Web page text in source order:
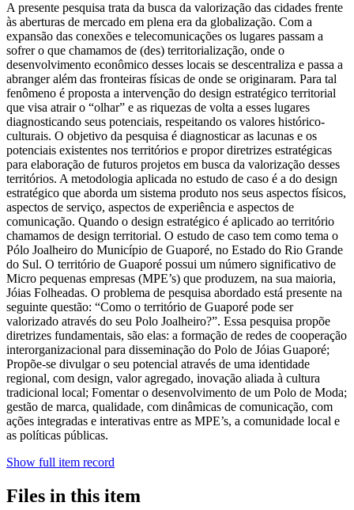
A presente pesquisa trata da busca da valorização das cidades frente
às aberturas de mercado em plena era da globalização. Com a
expansão das conexões e telecomunicações os lugares passam a
sofrer o que chamamos de (des) territorialização, onde o
desenvolvimento econômico desses locais se descentraliza e passa a
abranger além das fronteiras físicas de onde se originaram. Para tal
fenômeno é proposta a intervenção do design estratégico territorial
que visa atrair o “olhar” e as riquezas de volta a esses lugares
diagnosticando seus potenciais, respeitando os valores histórico-
culturais. O objetivo da pesquisa é diagnosticar as lacunas e os
potenciais existentes nos territórios e propor diretrizes estratégicas
para elaboração de futuros projetos em busca da valorização desses
territórios. A metodologia aplicada no estudo de caso é a do design
estratégico que aborda um sistema produto nos seus aspectos físicos,
aspectos de serviço, aspectos de experiência e aspectos de
comunicação. Quando o design estratégico é aplicado ao território
chamamos de design territorial. O estudo de caso tem como tema o
Pólo Joalheiro do Município de Guaporé, no Estado do Rio Grande
do Sul. O território de Guaporé possui um número significativo de
Micro pequenas empresas (MPE’s) que produzem, na sua maioria,
Jóias Folheadas. O problema de pesquisa abordado está presente na
seguinte questão: “Como o território de Guaporé pode ser
valorizado através do seu Polo Joalheiro?”. Essa pesquisa propõe
diretrizes fundamentais, são elas: a formação de redes de cooperação
interorganizacional para disseminação do Polo de Jóias Guaporé;
Propõe-se divulgar o seu potencial através de uma identidade
regional, com design, valor agregado, inovação aliada à cultura
tradicional local; Fomentar o desenvolvimento de um Polo de Moda;
gestão de marca, qualidade, com dinâmicas de comunicação, com
ações integradas e interativas entre as MPE’s, a comunidade local e
as políticas públicas.
Show full item record
Files in this item